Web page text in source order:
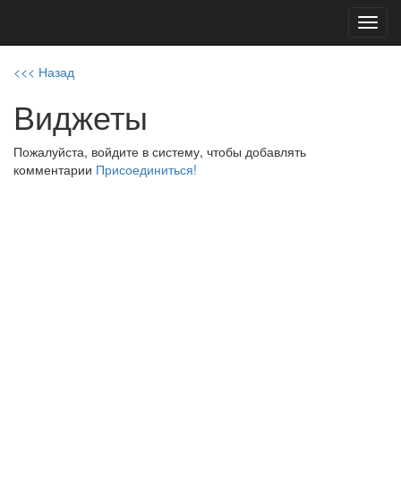
<<< Назад
Виджеты
Пожалуйста, войдите в систему, чтобы добавлять
комментарии Присоединиться!